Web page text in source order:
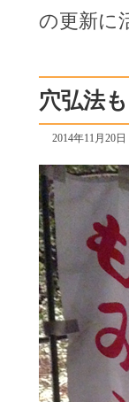
の更新に
穴弘法
2014年11月20日